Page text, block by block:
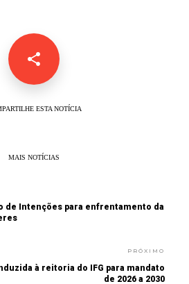
ESTA NOTÍCIA
MAIS NOTÍCIAS
de Intenções para enfrentamento da
PRÓXIMO
à reitoria do IFG para mandato
de 2026 a 2030